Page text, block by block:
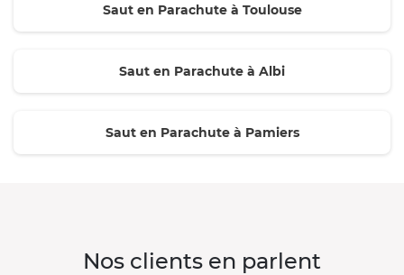
Saut en Parachute à Toulouse
Saut en Parachute à Albi
Saut en Parachute à Pamiers
Nos clients en parlent